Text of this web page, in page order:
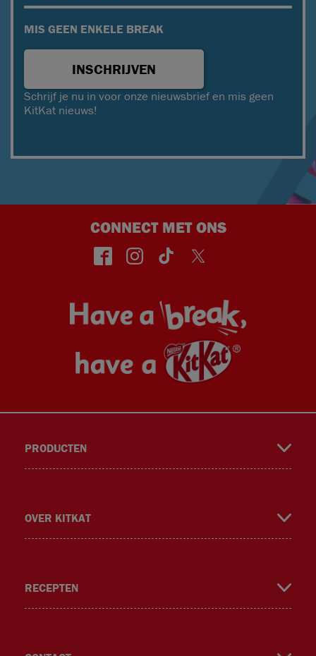
MIS GEEN ENKELE BREAK
INSCHRIJVEN
Schrijf je nu in voor onze nieuwsbrief en mis geen
KitKat nieuws!
CONNECT MET ONS
face insta TikT Twitt
PRODUCTEN
OVER KITKAT
RECEPTEN